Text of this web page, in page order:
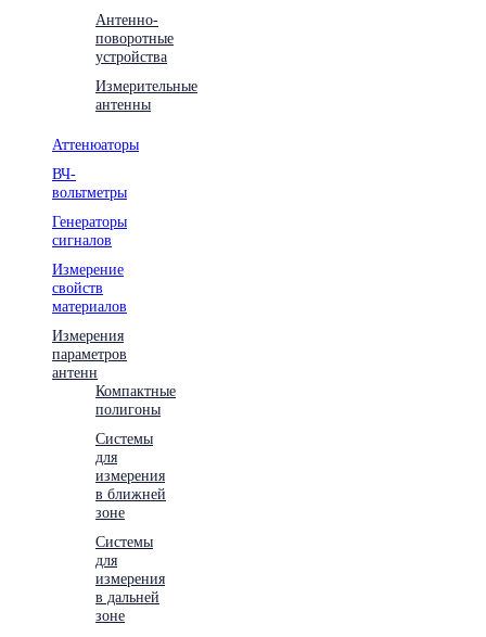
Антенно-
поворотные
устройства
Измерительные
антенны
Аттенюаторы
ВЧ-
вольтметры
Генераторы
сигналов
Измерение
свойств
материалов
Измерения
параметров
антенн
Компактные
полигоны
Системы
для
измерения
в ближней
зоне
Системы
для
измерения
в дальней
зоне